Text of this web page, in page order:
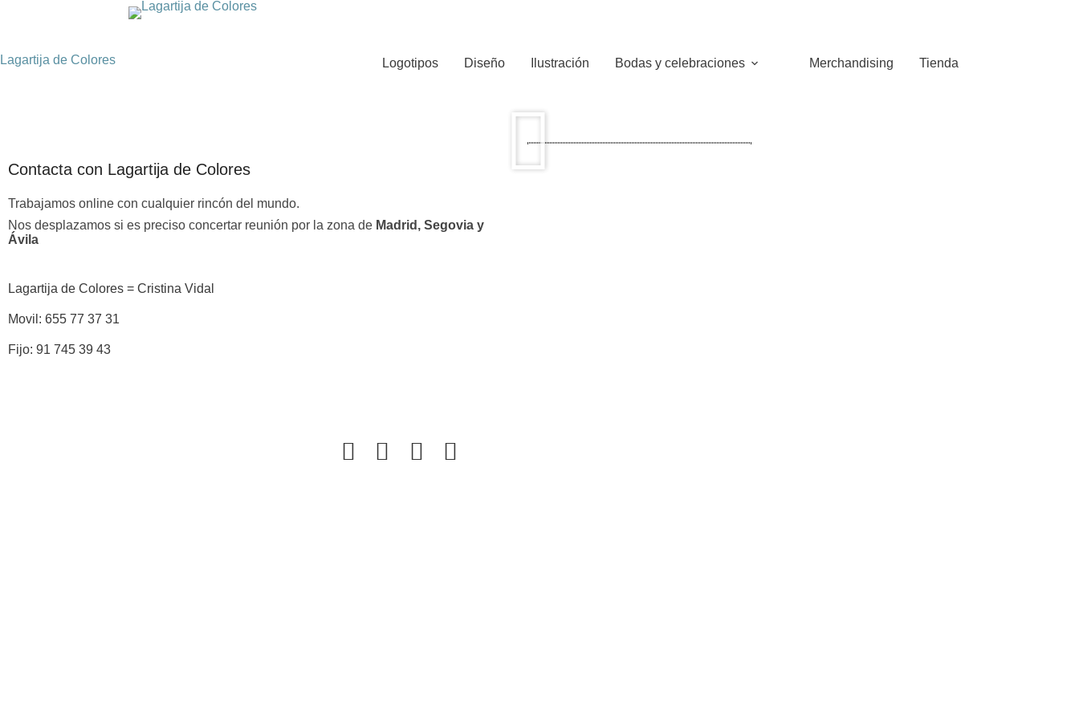
Lagartija de Colores Logotipos Diseño Ilustración Bodas y celebraciones Merchandising Tienda
Contacta con Lagartija de Colores
Trabajamos online con cualquier rincón del mundo.
Nos desplazamos si es preciso concertar reunión por la zona de Madrid, Segovia y
Ávila
Lagartija de Colores = Cristina Vidal
Movil: 655 77 37 31
Fijo: 91 745 39 43